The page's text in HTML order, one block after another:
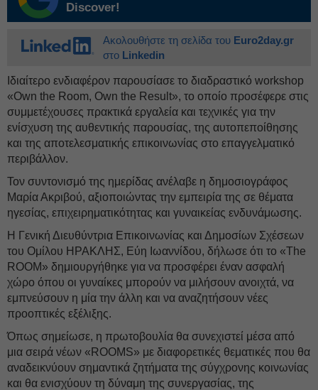
Discover!
Ακολουθήστε τη σελίδα του Euro2day.gr
στο Linkedin
Ιδιαίτερο ενδιαφέρον παρουσίασε το διαδραστικό workshop
«Own the Room, Own the Result», το οποίο προσέφερε στις
συμμετέχουσες πρακτικά εργαλεία και τεχνικές για την
ενίσχυση της αυθεντικής παρουσίας, της αυτοπεποίθησης
και της αποτελεσματικής επικοινωνίας στο επαγγελματικό
περιβάλλον.
Τον συντονισμό της ημερίδας ανέλαβε η δημοσιογράφος
Μαρία Ακριβού, αξιοποιώντας την εμπειρία της σε θέματα
ηγεσίας, επιχειρηματικότητας και γυναικείας ενδυνάμωσης.
Η Γενική Διευθύντρια Επικοινωνίας και Δημοσίων Σχέσεων
του Ομίλου ΗΡΑΚΛΗΣ, Εύη Ιωαννίδου, δήλωσε ότι το «The
ROOM» δημιουργήθηκε για να προσφέρει έναν ασφαλή
χώρο όπου οι γυναίκες μπορούν να μιλήσουν ανοιχτά, να
εμπνεύσουν η μία την άλλη και να αναζητήσουν νέες
προοπτικές εξέλιξης.
Όπως σημείωσε, η πρωτοβουλία θα συνεχιστεί μέσα από
μια σειρά νέων «ROOMS» με διαφορετικές θεματικές που θα
αναδεικνύουν σημαντικά ζητήματα της σύγχρονης κοινωνίας
και θα ενισχύουν τη δύναμη της συνεργασίας, της